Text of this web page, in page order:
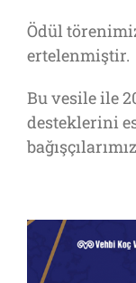
Ödül
ertelenmiştir.
Bu vesile ile
desteklerini